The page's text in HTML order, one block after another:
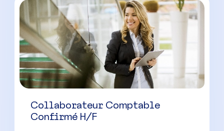
Collaborateur Comptable
Confirmé H/F